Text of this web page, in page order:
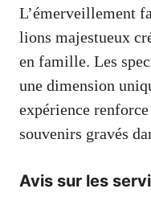
L’émerveillement
lions majestueux
en famille. Les
une dimension
expérience
souvenirs gravés
Avis sur les